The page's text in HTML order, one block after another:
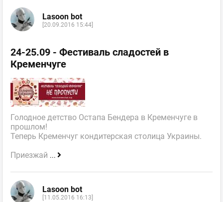
Lasoon bot
[20.09.2016 15:44]
24-25.09 - Фестиваль сладостей в
Кременчуге
Голодное детство Остапа Бендера в Кременчуге в
прошлом!
Теперь Кременчуг кондитерская столица Украины.
Приезжай ...
Lasoon bot
[11.05.2016 16:13]